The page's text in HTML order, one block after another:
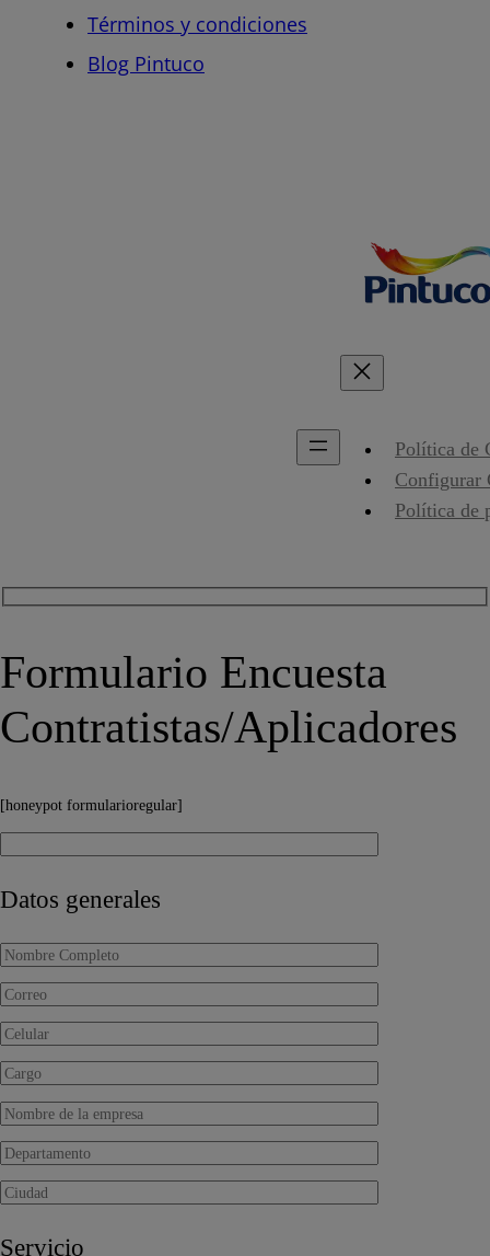
Términos y condiciones
Blog Pintuco
Política de
Configurar
Política de
Formulario Encuesta
Contratistas/Aplicadores
[honeypot formularioregular]
Datos generales
Servicio